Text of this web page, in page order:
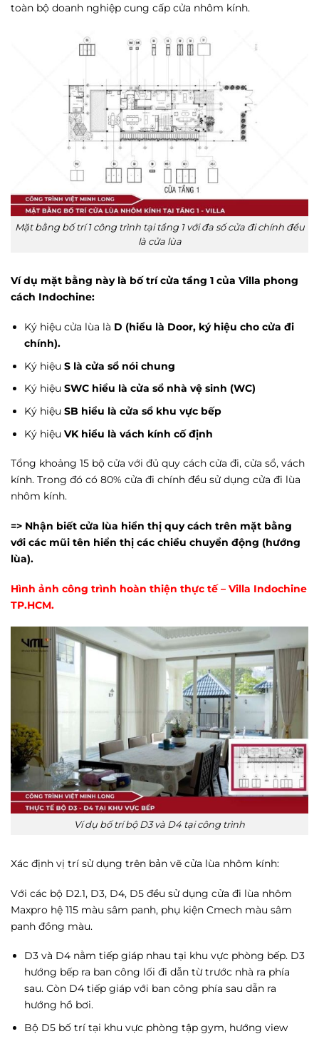
toàn bộ doanh nghiệp cung cấp cửa nhôm kính.
Mặt bằng bố trí 1 công trình tại tầng 1 với đa số cửa đi chính đều
là cửa lùa
Ví dụ mặt bằng này là bố trí cửa tầng 1 của Villa phong
cách Indochine:
Ký hiệu cửa lùa là D (hiểu là Door, ký hiệu cho cửa đi
chính).
Ký hiệu S là cửa sổ nói chung
Ký hiệu SWC hiểu là cửa sổ nhà vệ sinh (WC)
Ký hiệu SB hiểu là cửa sổ khu vực bếp
Ký hiệu VK hiểu là vách kính cố định
Tổng khoảng 15 bộ cửa với đủ quy cách cửa đi, cửa sổ, vách
kính. Trong đó có 80% cửa đi chính đều sử dụng cửa đi lùa
nhôm kính.
=> Nhận biết cửa lùa hiển thị quy cách trên mặt bằng
với các mũi tên hiển thị các chiều chuyển động (hướng
lùa).
Hình ảnh công trình hoàn thiện thực tế – Villa Indochine
TP.HCM.
Ví dụ bố trí bộ D3 và D4 tại công trình
Xác định vị trí sử dụng trên bản vẽ cửa lùa nhôm kính:
Với các bộ D2.1, D3, D4, D5 đều sử dụng cửa đi lùa nhôm
Maxpro hệ 115 màu sâm panh, phụ kiện Cmech màu sâm
panh đồng màu.
D3 và D4 nằm tiếp giáp nhau tại khu vực phòng bếp. D3
hướng bếp ra ban công lối đi dẫn từ trước nhà ra phía
sau. Còn D4 tiếp giáp với ban công phía sau dẫn ra
hướng hồ bơi.
Bộ D5 bố trí tại khu vực phòng tập gym, hướng view